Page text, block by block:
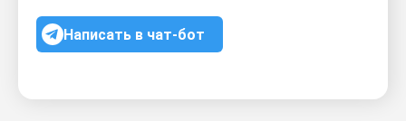
Написать в чат-бот